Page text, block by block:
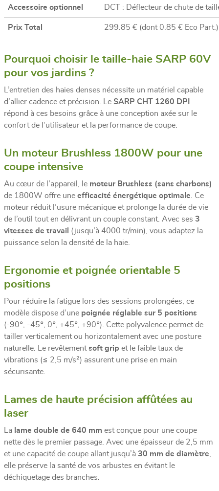
Accessoire optionnel DCT : Déflecteur de chute de
Prix Total 299.85 € (dont 0.85 € Eco Part.)
Pourquoi choisir le taille-haie SARP 60V
pour vos jardins ?
L’entretien des haies denses nécessite un matériel capable
d’allier cadence et précision. Le SARP CHT 1260 DPI
répond à ces besoins grâce à une conception axée sur le
confort de l’utilisateur et la performance de coupe.
Un moteur Brushless 1800W pour une
coupe intensive
Au cœur de l’appareil, le moteur Brushless (sans charbons)
de 1800W offre une efficacité énergétique optimale . Ce
moteur réduit l’usure mécanique et prolonge la durée de vie
de l’outil tout en délivrant un couple constant. Avec ses 3
vitesses de travail
(jusqu’à 4000 tr/min), vous adaptez la
puissance selon la densité de la haie.
Ergonomie et poignée orientable 5
positions
Pour réduire la fatigue lors des sessions prolongées, ce
modèle dispose d’une poignée réglable sur 5 positions
(-90°, -45°, 0°, +45°, +90°). Cette polyvalence permet de
tailler verticalement ou horizontalement avec une posture
naturelle. Le revêtement soft grip et le faible taux de
vibrations (≤ 2,5 m/s²) assurent une prise en main
sécurisante.
Lames de haute précision affûtées au
laser
La lame double de 640 mm est conçue pour une coupe
nette dès le premier passage. Avec une épaisseur de 2,5 mm
et une capacité de coupe allant jusqu’à 30 mm de diamètre
elle préserve la santé de vos arbustes en évitant le
déchiquetage des branches.